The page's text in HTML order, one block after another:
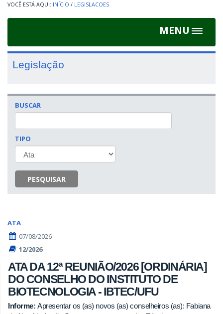
INÍCIO / LEGISLACOES
MENU
Toggle
Legislação
BUSCAR
TIPO
PESQUISAR
ATA
07/08/2026
12/2026
ATA DA 12ª REUNIÃO/2026 [ORDINÁRIA]
DO CONSELHO DO INSTITUTO DE
BIOTECNOLOGIA - IBTEC/UFU
Informe: Apresentar os (as) novos (as) conselheiros (as): Fabiana